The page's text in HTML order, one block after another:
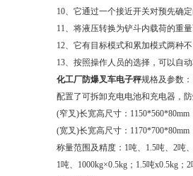
10、它通过一个接近开关对预先确
11、将液压转换为铲斗内载荷的重
12、它有目标模式和累加模式两种
13、按照操作人员的选择，可以自
化工厂防爆叉车电子秤规格及参数：
配置了可拆卸充电电池和充电器，
(窄叉)长宽高尺寸：1150*560*80mm
(宽叉)长宽高尺寸：1170*700*80mm
称量范围及精度：1吨、1.5吨、2吨
1吨、1000kg×0.5kg；1.5吨x0.5kg；